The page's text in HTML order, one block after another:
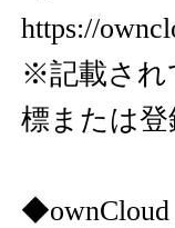
https://
※記載され
標または登